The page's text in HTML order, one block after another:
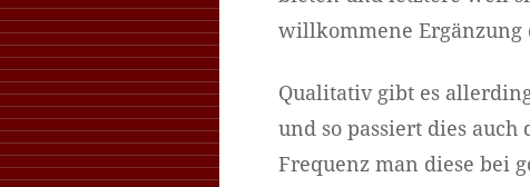
willkommene Ergänzung
Qualitativ gibt es
und so passiert dies
Frequenz man diese bei